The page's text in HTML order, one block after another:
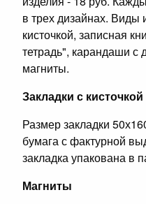
в трех дизайнах. Виды
кисточкой, записная
тетрадь", карандаши с
магниты.
Закладки с кисточкой
Размер закладки
бумага с фактурной
закладка упакована в
Магниты